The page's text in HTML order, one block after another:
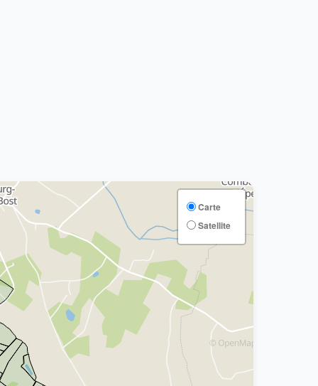
Carte
Satellite